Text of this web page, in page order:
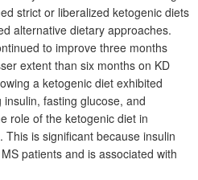
strict or liberalized ketogenic diets
alternative dietary approaches.
to improve three months
extent than six months on KD
a ketogenic diet exhibited
fasting glucose, and
role of the ketogenic diet in
is significant because insulin
patients and is associated with